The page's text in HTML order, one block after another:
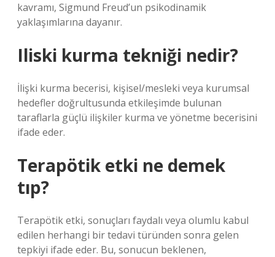
kavramı, Sigmund Freud’un psikodinamik
yaklaşımlarına dayanır.
Iliski kurma tekniği nedir?
İlişki kurma becerisi, kişisel/mesleki veya kurumsal
hedefler doğrultusunda etkileşimde bulunan
taraflarla güçlü ilişkiler kurma ve yönetme becerisini
ifade eder.
Terapötik etki ne demek
tıp?
Terapötik etki, sonuçları faydalı veya olumlu kabul
edilen herhangi bir tedavi türünden sonra gelen
tepkiyi ifade eder. Bu, sonucun beklenen,